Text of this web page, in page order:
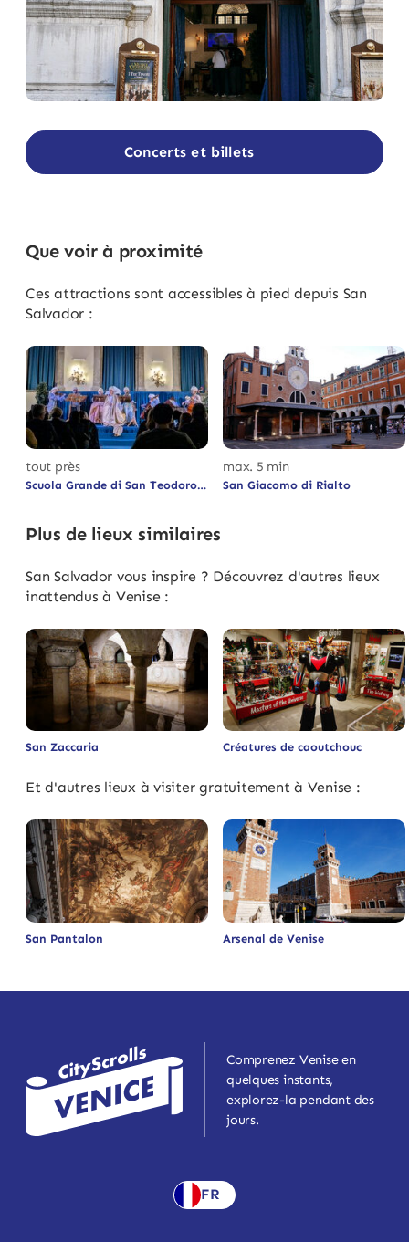
Concerts et billets
Que voir à proximité
Ces attractions sont accessibles à pied depuis San
Salvador :
tout près
Scuola Grande di San Teodoro
max. 5 min
San Giacomo di Rialto
Plus de lieux similaires
San Salvador vous inspire ? Découvrez d'autres lieux
inattendus à Venise :
San Zaccaria Créatures de caoutchouc
Et d'autres lieux à visiter gratuitement à Venise :
San Pantalon Arsenal de Venise
Comprenez Venise en
quelques instants,
explorez-la pendant des
jours.
FR